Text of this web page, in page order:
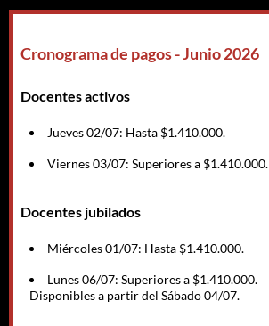
Cronograma de pagos - Junio 2026
Docentes activos
Jueves 02/07: Hasta $1.410.000.
Viernes 03/07: Superiores a $1.410.000.
Docentes jubilados
Miércoles 01/07: Hasta $1.410.000.
Lunes 06/07: Superiores a $1.410.000.
Disponibles a partir del Sábado 04/07.